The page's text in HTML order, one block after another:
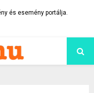
és esemény portálja.